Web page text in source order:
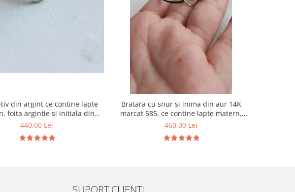
din argint ce contine lapte
foita argintie si initiala din
suvita bebelusului
440,00 Lei
Bratara cu snur si inima din aur 14K
marcat 585, ce contine lapte matern,
suvita de par si foita aurie
460,00 Lei
SUPORT CLIENTI